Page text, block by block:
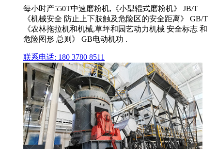
每小时产550T中速磨粉机,《小型辊式磨粉机》 JB/T
《机械安全 防止上下肢触及危险区的安全距离》 GB/T
《农林拖拉机和机械,草坪和园艺动力机械 安全标志 和
危险图形 总则》 GB电动机功 .
联系电话: 180 3780 8511